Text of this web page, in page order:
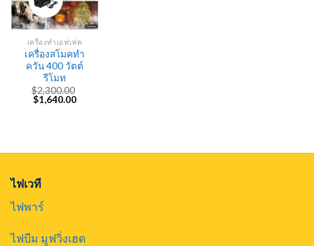
เครื่องทำเอฟเฟค
เครื่องสโมคทำ
ควัน 400 วัตต์
รีโมท
$2,300.00
Original
price
$1,640.00Current
ไฟเวที
ไฟพาร์
ไฟบีม มูฟวิ่งเฮด